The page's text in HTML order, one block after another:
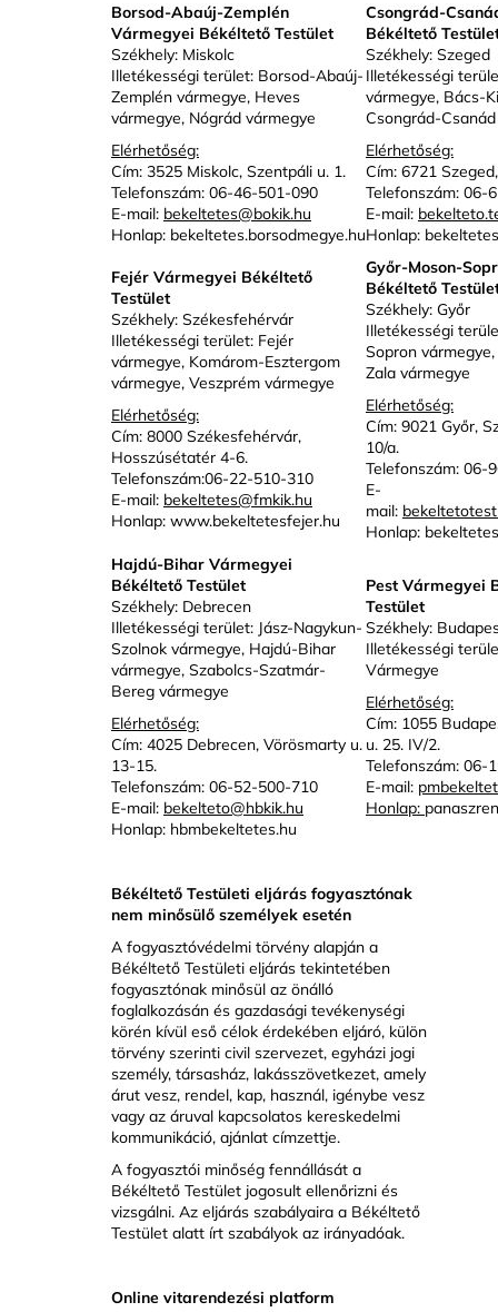
Borsod-Abaúj-Zemplén
Vármegyei Békéltető Testület
Székhely: Miskolc
Illetékességi terület: Borsod-Abaúj-
Zemplén vármegye, Heves
vármegye, Nógrád vármegye
Elérhetőség:
Cím: 3525 Miskolc, Szentpáli u. 1.
Telefonszám: 06-46-501-090
E-mail: bekeltetes@bokik.hu
Honlap: bekeltetes.borsodmegye.hu
Csongrád-
Békéltető
Székhely: Szeged
Illetékességi
vármegye, Bács-
Csongrád-
Elérhetőség:
Cím: 6721
Telefonszám: 06-
E-mail:
Honlap:
Fejér Vármegyei Békéltető
Testület
Székhely: Székesfehérvár
Illetékességi terület: Fejér
vármegye, Komárom-Esztergom
vármegye, Veszprém vármegye
Elérhetőség:
Cím: 8000 Székesfehérvár,
Hosszúsétatér 4-6.
Telefonszám:06-22-510-310
E-mail: bekeltetes@fmkik.hu
Honlap: www.bekeltetesfejer.hu
Győr-Moson-
Békéltető
Székhely: Győr
Illetékességi
Sopron
Zala vármegye
Elérhetőség:
Cím: 9021 Győr,
10/a.
Telefonszám: 06-
E-
mail:
Honlap:
Hajdú-Bihar Vármegyei
Békéltető Testület
Székhely: Debrecen
Illetékességi terület: Jász-Nagykun-
Szolnok vármegye, Hajdú-Bihar
vármegye, Szabolcs-Szatmár-
Bereg vármegye
Elérhetőség:
Cím: 4025 Debrecen, Vörösmarty u.
13-15.
Telefonszám: 06-52-500-710
E-mail: bekelteto@hbkik.hu
Honlap: hbmbekeltetes.hu
Pest Vármegyei
Testület
Székhely:
Illetékességi
Vármegye
Elérhetőség:
Cím: 1055
u. 25. IV/2.
Telefonszám: 06-
E-mail:
Honlap:
Békéltető Testületi eljárás fogyasztónak
nem minősülő személyek esetén
A fogyasztóvédelmi törvény alapján a
Békéltető Testületi eljárás tekintetében
fogyasztónak minősül az önálló
foglalkozásán és gazdasági tevékenységi
körén kívül eső célok érdekében eljáró, külön
törvény szerinti civil szervezet, egyházi jogi
személy, társasház, lakásszövetkezet, amely
árut vesz, rendel, kap, használ, igénybe vesz
vagy az áruval kapcsolatos kereskedelmi
kommunikáció, ajánlat címzettje.
A fogyasztói minőség fennállását a
Békéltető Testület jogosult ellenőrizni és
vizsgálni. Az eljárás szabályaira a Békéltető
Testület alatt írt szabályok az irányadóak.
Online vitarendezési platform